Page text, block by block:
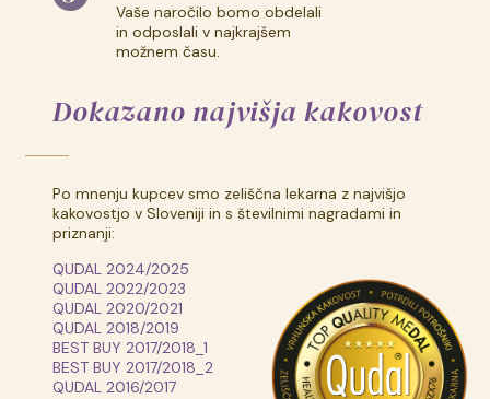
Vaše naročilo bomo obdelali
in odposlali v najkrajšem
možnem času.
Dokazano najvišja kakovost
Po mnenju kupcev smo zeliščna lekarna z najvišjo
kakovostjo v Sloveniji in s številnimi nagradami in
priznanji:
QUDAL 2024/2025
QUDAL 2022/2023
QUDAL 2020/2021
QUDAL 2018/2019
BEST BUY 2017/2018_1
BEST BUY 2017/2018_2
QUDAL 2016/2017